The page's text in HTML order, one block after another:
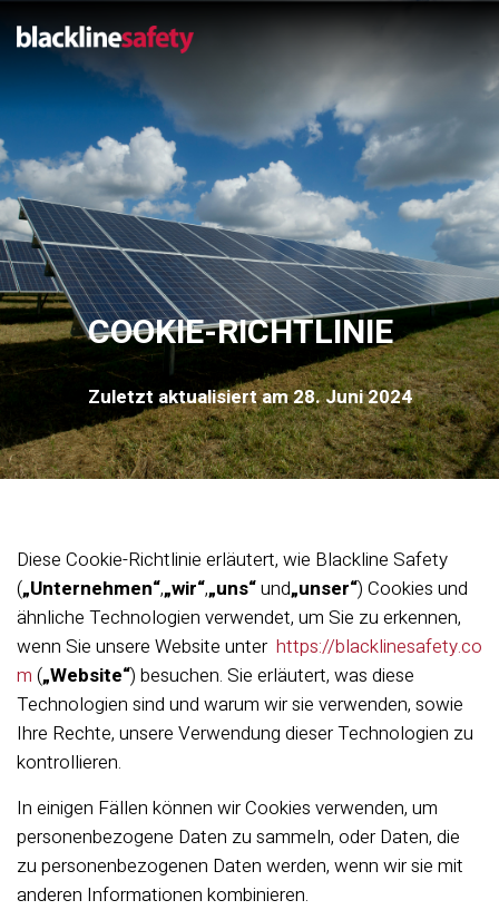
COOKIE-RICHTLINIE
Zuletzt aktualisiert am 28. Juni 2024
Diese Cookie-Richtlinie erläutert, wie Blackline Safety
(„Unternehmen“,„wir“,„uns“und„unser“) Cookies und
ähnliche Technologien verwendet, um Sie zu erkennen,
wenn Sie unsere Website unter https://blacklinesafety.co
m („Website“) besuchen. Sie erläutert, was diese
Technologien sind und warum wir sie verwenden, sowie
Ihre Rechte, unsere Verwendung dieser Technologien zu
kontrollieren.
In einigen Fällen können wir Cookies verwenden, um
personenbezogene Daten zu sammeln, oder Daten, die
zu personenbezogenen Daten werden, wenn wir sie mit
anderen Informationen kombinieren.